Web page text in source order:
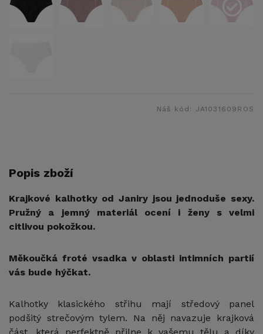
Náš kód: JA1031609ROS
Popis zboží
Krajkové kalhotky od Janiry jsou jednoduše sexy.
Pružný a jemný materiál ocení i ženy s velmi
citlivou pokožkou.
Měkoučká froté vsadka v oblasti intimních partií
vás bude hýčkat.
Kalhotky klasického střihu mají středový panel
podšitý strečovým tylem. Na něj navazuje krajková